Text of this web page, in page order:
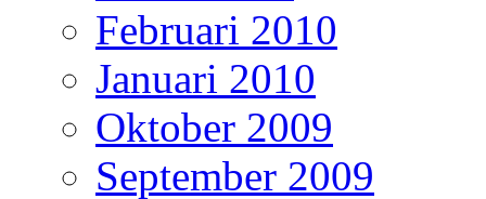
Februari 2010
Januari 2010
Oktober 2009
September 2009